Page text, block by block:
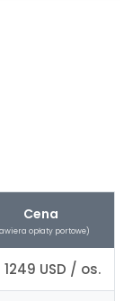
Cena
opłaty portowe)
USD / os.